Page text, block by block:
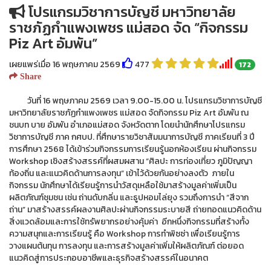
โปรแกรมวิชาการบัญชี มหาวิทยาลัย
ราชภัฏกำแพงเพชร แม่สอด จัด “กิจกรรม
Piz Art อัมพัน”
เผยแพร่เมื่อ 16 พฤษภาคม 2569 477 172
Share
วันที่ 16 พฤษภาคม 2569 เวลา 9.00-15.00 น. โปรแกรมวิชาการบัญชี
มหาวิทยาลัยราชภัฏกำแพงเพชร แม่สอด จัดกิจกรรม Piz Art อัมพัน ณ
ชนบท บาย อัมพัน อำเภอแม่สอด จังหวัดตาก โดยนำนักศึกษาโปรแกรม
วิชาการบัญชี ภาค กศบป. ที่ศึกษารายวิชาสัมมนาการบัญชี ภาคเรียนที่ 3 ปี
การศึกษา 2568 ได้เข้าร่วมกิจกรรมการเรียนรู้นอกห้องเรียน ผ่านกิจกรรม
Workshop เชิงสร้างสรรค์ที่ผสมผสาน “ศิลปะ การท่องเที่ยว ภูมิปัญญา
ท้องถิ่น และแนวคิดด้านการลงทุน” เข้าไว้ด้วยกันอย่างลงตัว ภายใน
กิจกรรม นักศึกษาได้เรียนรู้การนำวัสดุเหลือใช้มาสร้างมูลค่าเพิ่มเป็น
ผลิตภัณฑ์ชุมชน เช่น ถ่านดับกลิ่น และธูปหอมไล่ยุง รวมถึงการนำ “สีจาก
ถ่าน” มาสร้างสรรค์ผลงานศิลปะผ่านกิจกรรมระบายสี ถ่ายทอดแนวคิดด้าน
สิ่งแวดล้อมและการใช้ทรัพยากรอย่างคุ้มค่า อีกหนึ่งกิจกรรมที่สร้างทั้ง
ความสนุกและการเรียนรู้ คือ Workshop การทำพิซซ่า เพื่อเรียนรู้การ
วางแผนต้นทุน การลงทุน และการสร้างมูลค่าเพิ่มให้ผลิตภัณฑ์ ต่อยอด
แนวคิดสู่การประกอบอาชีพและธุรกิจสร้างสรรค์ในอนาคต